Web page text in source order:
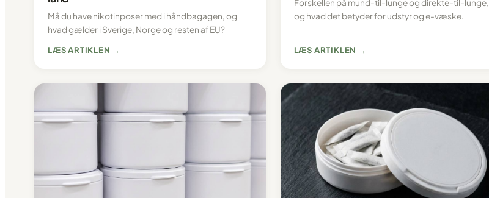
Må du have nikotinposer med i håndbagagen, og
hvad gælder i Sverige, Norge og resten af EU?
LÆS ARTIKLEN →
Forskellen på mund-til-lunge og direkte-til-lunge,
og hvad det betyder for udstyr og e-væske.
LÆS ARTIKLEN →